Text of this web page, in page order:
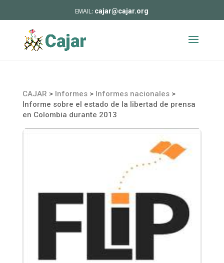
cajar@cajar.org
CAJAR > Informes> Informes nacionales>
Informe sobre el estado de la libertad de prensa
en Colombia durante 2013